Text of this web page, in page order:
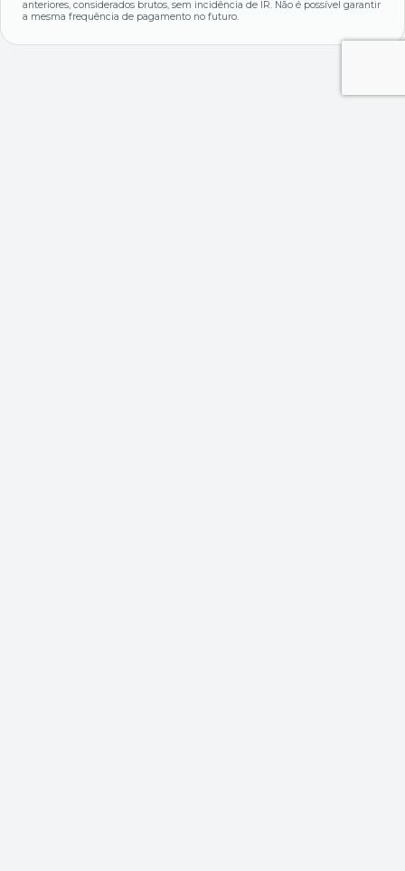
anteriores, considerados brutos, sem incidência de IR. Não é possível garantir
a mesma frequência de pagamento no futuro.